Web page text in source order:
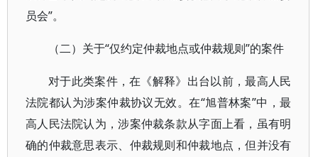
员会”。
（二）关于“仅约定仲裁地点或仲裁规则”的案件
对于此类案件，在《解释》出台以前，最高人民
法院都认为涉案仲裁协议无效。在“旭普林案”中，最
高人民法院认为，涉案仲裁条款从字面上看，虽有明
确的仲裁意思表示、仲裁规则和仲裁地点，但并没有